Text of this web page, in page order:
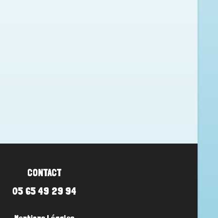
CONTACT
05 65 49 29 94